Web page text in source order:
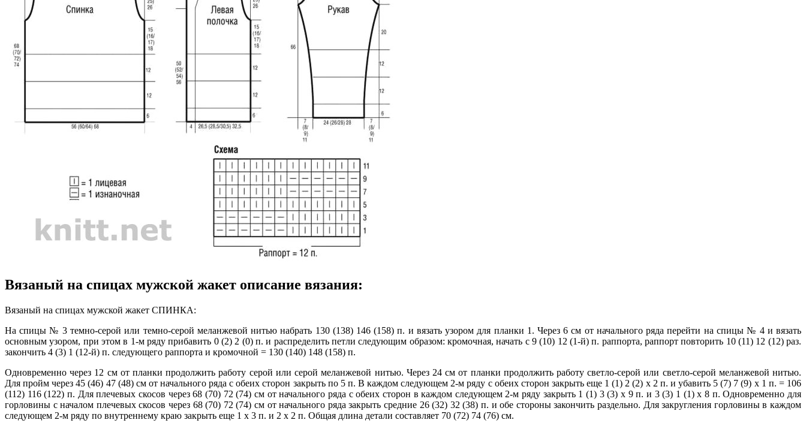
Вязаный на спицах мужской жакет описание вязания:
Вязаный на спицах мужской жакет СПИНКА:
На спицы № 3 темно-серой или темно-серой меланжевой нитью набрать 130 (138) 146 (158) п. и вязать узором для планки 1. Через 6 см от начального ряда перейти на спицы № 4 и вязать
основным узором, при этом в 1-м ряду прибавить 0 (2) 2 (0) п. и распределить петли следующим образом: кромочная, начать с 9 (10) 12 (1-й) п. раппорта, раппорт повторить 10 (11) 12 (12) раз.
закончить 4 (3) 1 (12-й) п. следующего раппорта и кромочной = 130 (140) 148 (158) п.
Одновременно через 12 см от планки продолжить работу серой или серой меланжевой нитью. Через 24 см от планки продолжить работу светло-серой или светло-серой меланжевой нитью.
Для пройм через 45 (46) 47 (48) см от начального ряда с обеих сторон закрыть по 5 п. В каждом следующем 2-м ряду с обеих сторон закрыть еще 1 (1) 2 (2) х 2 п. и убавить 5 (7) 7 (9) х 1 п. = 106
(112) 116 (122) п. Для плечевых скосов через 68 (70) 72 (74) см от начального ряда с обеих сторон в каждом следующем 2-м ряду закрыть 1 (1) 3 (3) х 9 п. и 3 (3) 1 (1) х 8 п. Одновременно для
горловины с началом плечевых скосов через 68 (70) 72 (74) см от начального ряда закрыть средние 26 (32) 32 (38) п. и обе стороны закончить раздельно. Для закругления горловины в каждом
следующем 2-м ряду по внутреннему краю закрыть еще 1 х 3 п. и 2 х 2 п. Общая длина детали составляет 70 (72) 74 (76) см.